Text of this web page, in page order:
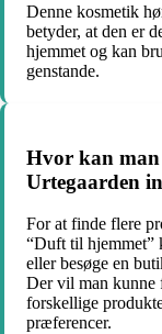
Denne kosmetik
betyder, at den er
hjemmet og kan
genstande.
Hvor kan
Urtegaarden
For at finde flere
“Duft til hjemmet”
eller besøge en
Der vil man kunne
forskellige
præferencer.